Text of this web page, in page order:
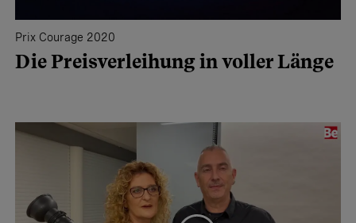
Prix Courage 2020
Die Preisverleihung in voller Länge